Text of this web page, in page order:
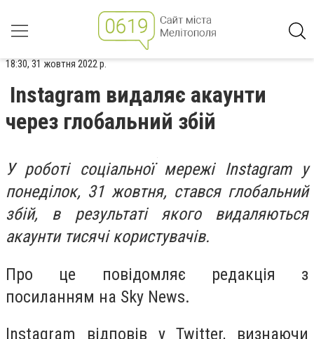
18:30, 31 жовтня 2022 р.
Instagram видаляє акаунти
через глобальний збій
У роботі соціальної мережі Instagram у
понеділок, 31 жовтня, стався глобальний
збій, в результаті якого видаляються
акаунти тисячі користувачів.
Про це повідомляє редакція з
посиланням на Sky News.
Instagram відповів у Twitter, визнаючи